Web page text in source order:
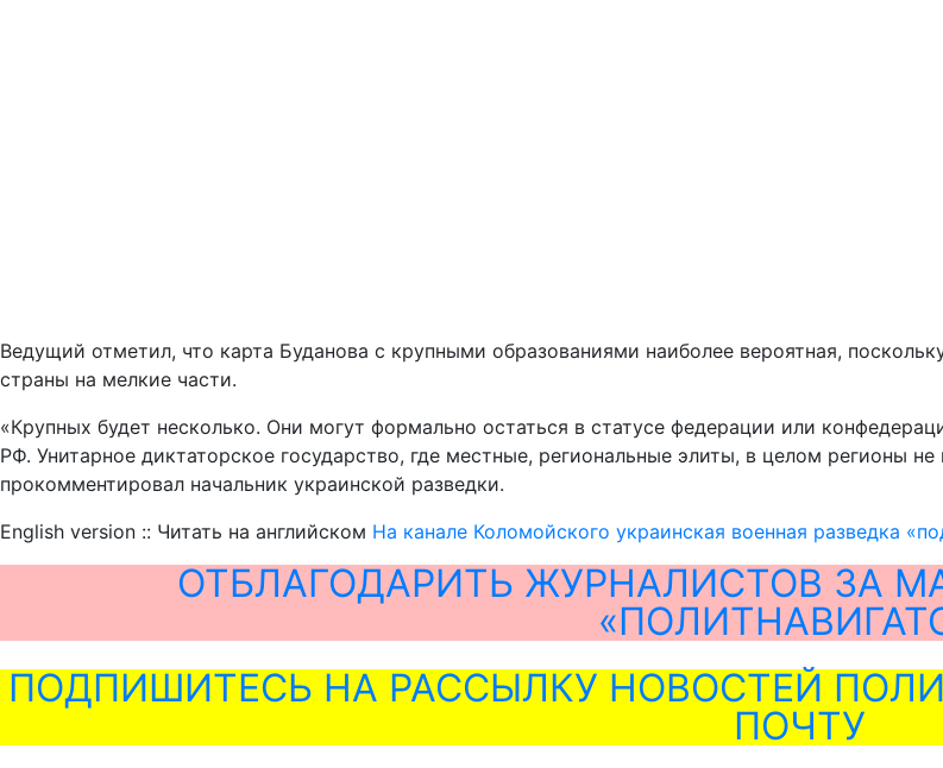
Ведущий отметил, что карта Буданова с крупными образованиями наиболее вероятная,
страны на мелкие части.
«Крупных будет несколько. Они могут формально остаться в статусе федерации или
РФ. Унитарное диктаторское государство, где местные, региональные элиты, в целом регионы
прокомментировал начальник украинской разведки.
English version :: Читать на английском На канале Коломойского украинская военная разведка
ОТБЛАГОДАРИТЬ ЖУРНАЛИСТОВ ЗА
ПОДПИШИТЕСЬ НА РАССЫЛКУ НОВОСТЕЙ
ПОЧТУ